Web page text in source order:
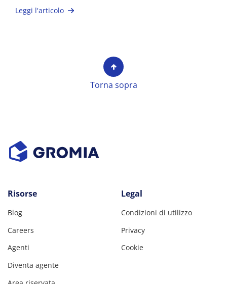
Leggi l'articolo
Torna sopra
Risorse
Blog
Careers
Agenti
Diventa agente
Legal
Condizioni di utilizzo
Privacy
Cookie